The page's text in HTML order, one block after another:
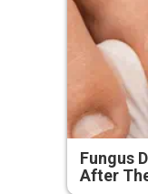
Fungus
After